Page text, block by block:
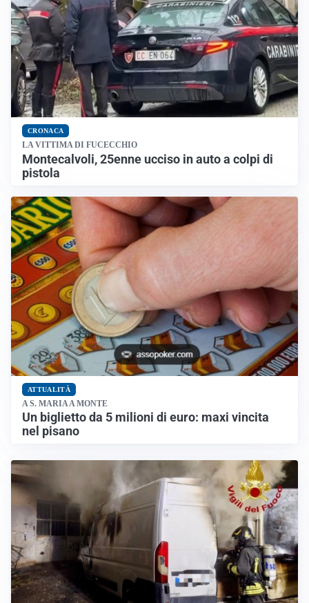
CRONACA
LA VITTIMA DI FUCECCHIO
Montecalvoli, 25enne ucciso in auto a colpi di
pistola
ATTUALITÀ
A S. MARIA A MONTE
Un biglietto da 5 milioni di euro: maxi vincita
nel pisano